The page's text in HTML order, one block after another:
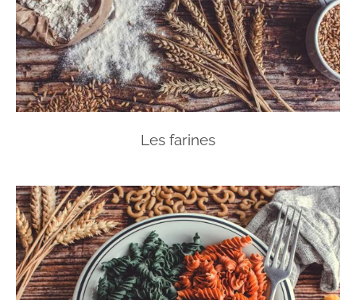
Les farines